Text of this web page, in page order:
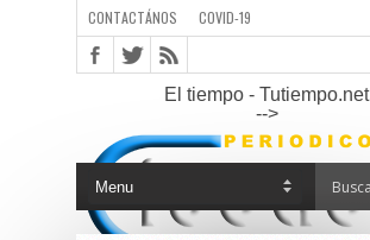
CONTACTÁNOS COVID-19
El tiempo - Tutiempo.net
-->